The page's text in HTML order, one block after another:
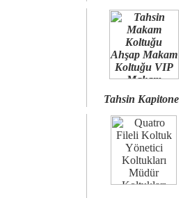
Tahsin Kapitone